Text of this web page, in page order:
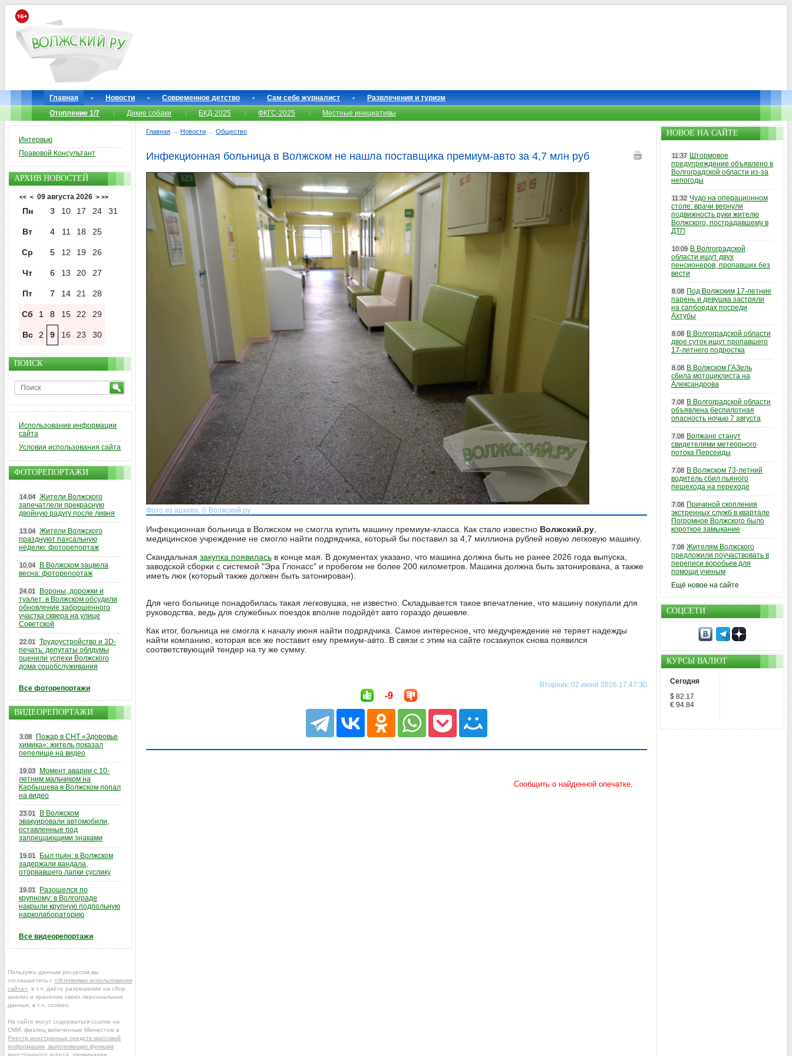
Главная Новости Современное детство Сам себе журналист
Развлечения и туризм
Отопление 1/7
Дикие собаки БКД-2025 ФКГС-2025 Местные инициативы
Главная → Новости → Общество
Инфекционная больница в Волжском не нашла поставщика премиум‑авто за 4,7 млн руб
Фото из архива. © Волжский.ру
Инфекционная больница в Волжском не смогла купить машину премиум-класса. Как стало известно Волжский.ру
медицинское учреждение не смогло найти подрядчика, который бы поставил за 4,7 миллиона рублей новую легковую машину.
Скандальная закупка появилась в конце мая. В документах указано, что машина должна быть не ранее 2026 года выпуска,
заводской сборки с системой "Эра Глонасс" и пробегом не более 200 километров. Машина должна быть затонирована, а также
иметь люк (который также должен быть затонирован).
Для чего больнице понадобилась такая легковушка, не известно. Складывается такое впечатление, что машину покупали для
руководства, ведь для служебных поездок вполне подойдёт авто гораздо дешевле.
Как итог, больница не смогла к началу июня найти подрядчика. Самое интересное, что медучреждение не теряет надежды
найти компанию, которая все же поставит ему премиум-авто. В связи с этим на сайте госзакупок снова появился
соответствующий тендер на ту же сумму.
Вторник, 02 июня 2026 17:47:30
-9
Интервью
Правовой Консультант
АРХИВ НОВОСТЕЙ
<< < 09 августа 2026 > >>
Пн 3 10 17 24 31
Вт 4 11 18 25
Ср 5 12 19 26
Чт 6 13 20 27
Пт 7 14 21 28
Сб 1 8 15 22 29
Вс 2 9 16 23 30
ПОИСК
Использование информации
сайта
Условия использования сайта
ФОТОРЕПОРТАЖИ
14.04 Жители Волжского
запечатлели прекрасную
двойную радугу после ливня
13.04 Жители Волжского
празднуют пахсальную
неделю: фоторепортаж
10.04
В Волжском зацвела
весна: фоторепортаж
24.01
Вороны, дорожки и
туалет: в Волжском обсудили
обновление заброшенного
участка сквера на улице
Советской
22.01
Трудоустройство и 3D-
печать: депутаты облдумы
оценили успехи Волжского
дома соцобслуживания
Все фоторепортажи
ВИДЕОРЕПОРТАЖИ
3.08
Пожар в СНТ «Здоровье
химика»: житель показал
пепелище на видео
19.03
Момент аварии с 10-
летним мальчиком на
Карбышева в Волжском попал
на видео
23.01
В Волжском
эвакуировали автомобили,
оставленные под
запрещающими знаками
19.01
Был пьян: в Волжском
задержали вандала,
оторвавшего лапки суслику
19.01
Разошелся по
крупному: в Волгограде
накрыли крупную подпольную
нарколабораторию
Все видеорепортажи
Пользуясь данным ресурсом вы
соглашаетесь с «Условиями использования
сайта» , в т.ч. даёте разрешение на сбор,
анализ и хранение своих персональных
данных, в т.ч. cookies.
На сайте могут содержаться ссылки на
СМИ, физлиц включённые Минюстом в
Реестр иностранных средств массовой
информации, выполняющих функции
иностранного агента , упоминания
НОВОЕ НА САЙТЕ
11:37 Штормовое
предупреждение объявлено в
Волгоградской области из-за
непогоды
11:32 Чудо на операционном
столе: врачи вернули
подвижность руки жителю
Волжского, пострадавшему в
ДТП
10:09 В Волгоградской
области ищут двух
пенсионеров, пропавших без
вести
8.08 Под Волжским 17-летние
парень и девушка застряли
на сапбордах посреди
Ахтубы
8.08 В Волгоградской области
двое суток ищут пропавшего
17-летнего подростка
8.08 В Волжском ГАЗель
сбила мотоциклиста на
Александрова
7.08 В Волгоградской области
объявлена беспилотная
опасность ночью 7 августа
7.08 Волжане станут
свидетелями метеорного
потока Персеиды
7.08 В Волжском 73-летний
водитель сбил пьяного
пешехода на переходе
7.08 Причиной скопления
экстренных служб в квартале
Погромное Волжского было
короткое замыкание
7.08 Жителям Волжского
предложили поучаствовать в
переписи воробьев для
помощи ученым
Ещё новое на сайте
СОЦСЕТИ
КУРСЫ ВАЛЮТ
Сегодня
$ 82.17
€ 94.84